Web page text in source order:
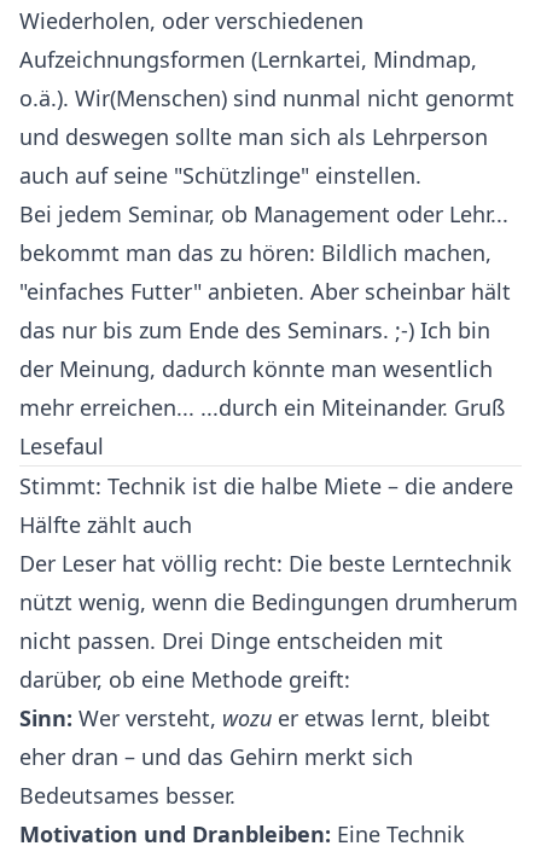
Wiederholen, oder verschiedenen
Aufzeichnungsformen (Lernkartei, Mindmap,
o.ä.). Wir(Menschen) sind nunmal nicht genormt
und deswegen sollte man sich als Lehrperson
auch auf seine "Schützlinge" einstellen.
Bei jedem Seminar, ob Management oder Lehr...
bekommt man das zu hören: Bildlich machen,
"einfaches Futter" anbieten. Aber scheinbar hält
das nur bis zum Ende des Seminars. ;-) Ich bin
der Meinung, dadurch könnte man wesentlich
mehr erreichen... ...durch ein Miteinander. Gruß
Lesefaul
Stimmt: Technik ist die halbe Miete – die andere
Hälfte zählt auch
Der Leser hat völlig recht: Die beste Lerntechnik
nützt wenig, wenn die Bedingungen drumherum
nicht passen. Drei Dinge entscheiden mit
darüber, ob eine Methode greift:
Sinn: Wer versteht, wozu er etwas lernt, bleibt
eher dran – und das Gehirn merkt sich
Bedeutsames besser.
Motivation und Dranbleiben: Eine Technik